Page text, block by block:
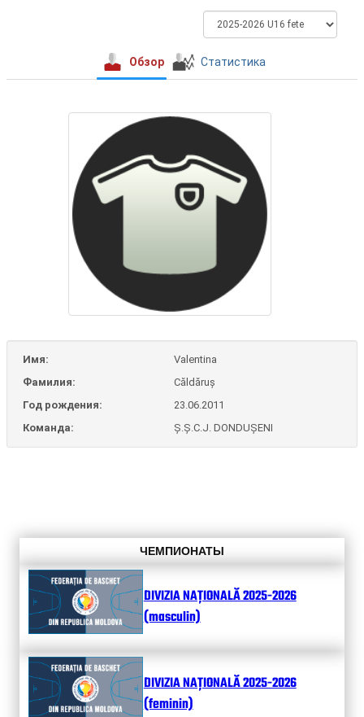
Обзор Статистика
Имя:
Valentina
Фамилия:
Căldăruș
Год рождения:
23.06.2011
Команда:
Ș.Ș.C.J. DONDUȘENI
ЧЕМПИОНАТЫ
DIVIZIA NAȚIONALĂ 2025-2026
(masculin)
DIVIZIA NAȚIONALĂ 2025-2026
(feminin)